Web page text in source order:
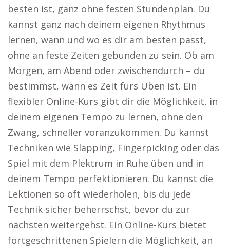
besten ist, ganz ohne festen Stundenplan. Du
kannst ganz nach deinem eigenen Rhythmus
lernen, wann und wo es dir am besten passt,
ohne an feste Zeiten gebunden zu sein. Ob am
Morgen, am Abend oder zwischendurch – du
bestimmst, wann es Zeit fürs Üben ist. Ein
flexibler Online-Kurs gibt dir die Möglichkeit, in
deinem eigenen Tempo zu lernen, ohne den
Zwang, schneller voranzukommen. Du kannst
Techniken wie Slapping, Fingerpicking oder das
Spiel mit dem Plektrum in Ruhe üben und in
deinem Tempo perfektionieren. Du kannst die
Lektionen so oft wiederholen, bis du jede
Technik sicher beherrschst, bevor du zur
nächsten weitergehst. Ein Online-Kurs bietet
fortgeschrittenen Spielern die Möglichkeit, an